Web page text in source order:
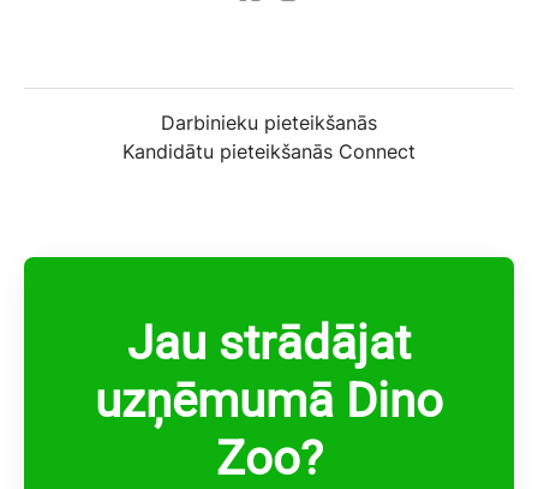
Darbinieku pieteikšanās
Kandidātu pieteikšanās Connect
Jau strādājat
uzņēmumā Dino
Zoo?